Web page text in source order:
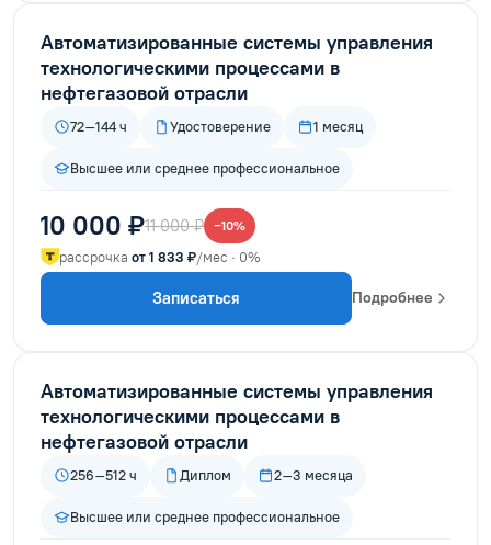
Автоматизированные системы управления
технологическими процессами в
нефтегазовой отрасли
72–144 ч Удостоверение 1 месяц
Высшее или среднее профессиональное
10 000 ₽11 000 ₽ −10%
рассрочка от 1 833 ₽/мес · 0%
Записаться Подробнее
Автоматизированные системы управления
технологическими процессами в
нефтегазовой отрасли
256–512 ч Диплом 2–3 месяца
Высшее или среднее профессиональное